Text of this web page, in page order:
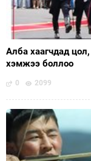
Алба хаагчдад
хэмжээ боллоо
0 2099